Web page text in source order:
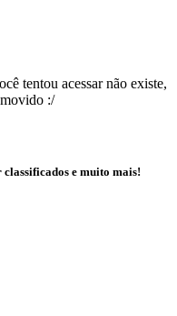
tentou acessar não existe,
:/
e muito mais!